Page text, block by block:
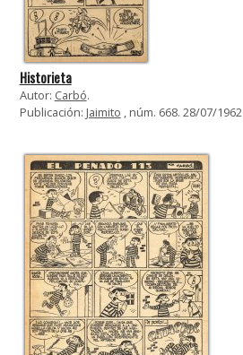
Historieta
Autor: Carbó.
Publicación: Jaimito , núm. 668. 28/07/1962